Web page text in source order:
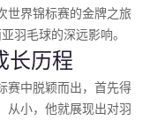
世界锦标赛的金牌之旅
羽毛球的深远影响。
长历程
赛中脱颖而出，首先得
从小，他就展现出对羽